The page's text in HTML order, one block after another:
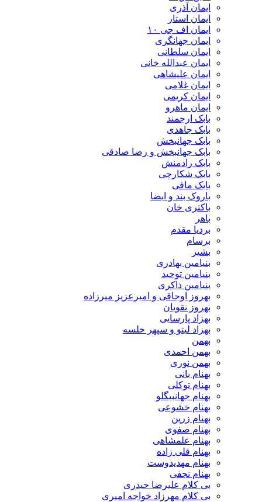
ایمان آذری
ایمان استار
ایمان اف جی ۱۰
ایمان جهانگری
ایمان سلطانی
ایمان عبدالله خانی
ایمان علیشاهی
ایمان غلامی
ایمان کریمی
ایمان ماهرو
بابک ارجمند
بابک جاهدی
بابک جهانبخش
بابک جهانبخش و رضا صادقی
بابک رادمنش
بابک شکارچی
بابک مافی
باروک بند و ایضا
باکتری خان
بردیا مقدم
بنیامین بهادری
بنیامین توحید
بنیامین ذاکری
بهروز اوجاقی و امیرعزیز میرزاده
بهروز نقویان
بهزاد پارسایی
بهزاد لیتو و سپهر خلسه
بهمن احمدی
بهمن نوری
بهنام بانی
بهنام توکلی
بهنام جهانبیگلو
بهنام خشوعی
بهنام زرین
بهنام صفوی
بهنام علمشاهی
بهنام قلی زاده
بهنام مهدیدوست
بهنام نجفی
بی کلام علیرضا حیدری
بی کلام مهرزاد خواجه امیری